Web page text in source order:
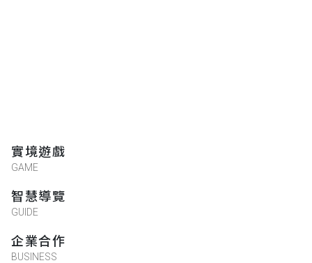
實境遊戲
GAME
智慧導覽
GUIDE
企業合作
BUSINESS